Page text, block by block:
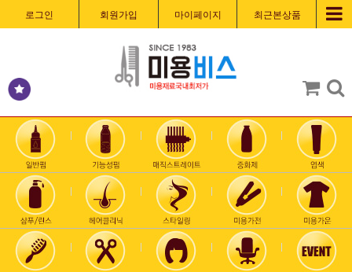
로그인 회원가입 마이페이지 최근본상품